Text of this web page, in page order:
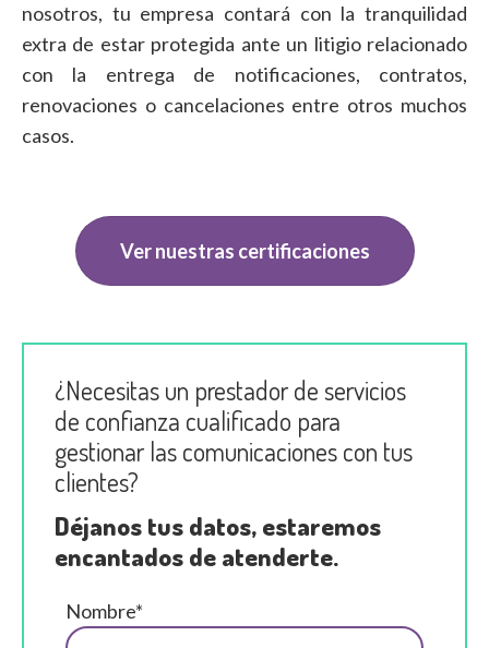
nosotros, tu empresa contará con la tranquilidad
extra de estar protegida ante un litigio relacionado
con la entrega de notificaciones, contratos,
renovaciones o cancelaciones entre otros muchos
casos.
Ver nuestras certificaciones
¿Necesitas un prestador de servicios
de confianza cualificado para
gestionar las comunicaciones con tus
clientes?
Déjanos tus datos, estaremos
encantados de atenderte.
Nombre*